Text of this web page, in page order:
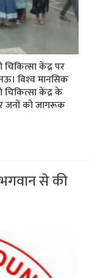
केंद्र पर
विश्‍व मानसिक
केंद्र के
जनों को जागरूक
से की